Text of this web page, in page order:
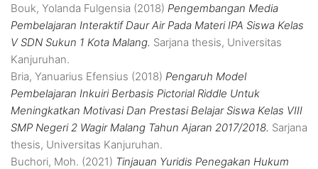
Bouk, Yolanda Fulgensia (2018) Pengembangan Media
Pembelajaran Interaktif Daur Air Pada Materi IPA Siswa Kelas
V SDN Sukun 1 Kota Malang. Sarjana thesis, Universitas
Kanjuruhan.
Bria, Yanuarius Efensius (2018) Pengaruh Model
Pembelajaran Inkuiri Berbasis Pictorial Riddle Untuk
Meningkatkan Motivasi Dan Prestasi Belajar Siswa Kelas VIII
SMP Negeri 2 Wagir Malang Tahun Ajaran 2017/2018. Sarjana
thesis, Universitas Kanjuruhan.
Buchori, Moh. (2021) Tinjauan Yuridis Penegakan Hukum